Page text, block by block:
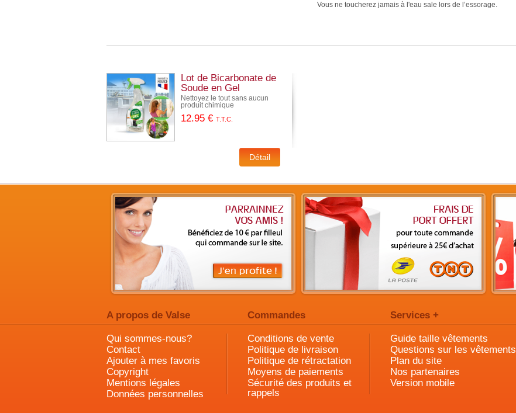
Vous ne toucherez jamais à l'eau sale lors de l’essorage.
Lot de Bicarbonate de
Soude en Gel
Nettoyez le tout sans aucun
produit chimique
12.95 € T.T.C.
A propos de Valse Commandes Services +
Qui sommes-nous?
Contact
Ajouter à mes favoris
Copyright
Mentions légales
Données personnelles
Conditions de vente
Politique de livraison
Politique de rétractation
Moyens de paiements
Sécurité des produits et
rappels
Guide taille vêtements
Questions sur les vêtements
Plan du site
Nos partenaires
Version mobile